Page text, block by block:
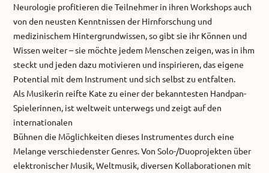
Neurologie profitieren die Teilnehmer in ihren Workshops auch
von den neusten Kenntnissen der Hirnforschung und
medizinischem Hintergrundwissen, so gibt sie ihr Können und
Wissen weiter – sie möchte jedem Menschen zeigen, was in ihm
steckt und jeden dazu motivieren und inspirieren, das eigene
Potential mit dem Instrument und sich selbst zu entfalten.
Als Musikerin reifte Kate zu einer der bekanntesten Handpan-
Spielerinnen, ist weltweit unterwegs und zeigt auf den
internationalen
Bühnen die Möglichkeiten dieses Instrumentes durch eine
Melange verschiedenster Genres. Von Solo-/Duoprojekten über
elektronischer Musik, Weltmusik, diversen Kollaborationen mit